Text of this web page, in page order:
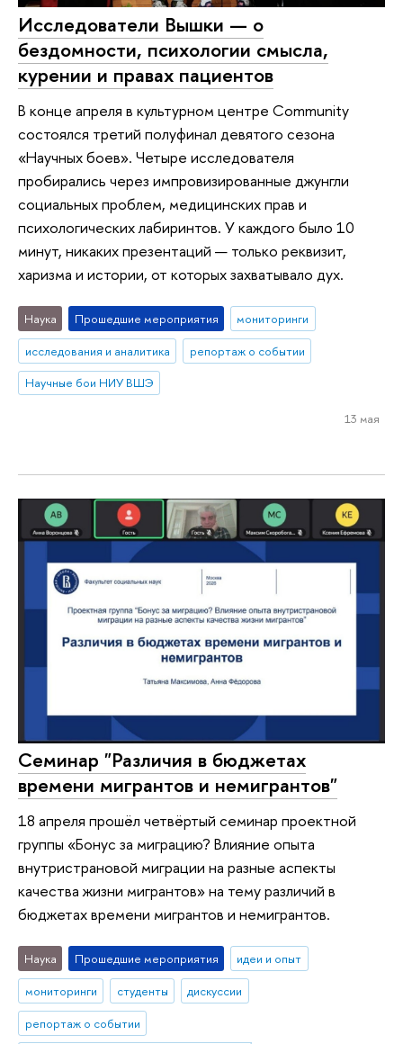
Исследователи Вышки — о
бездомности, психологии смысла,
курении и правах пациентов
В конце апреля в культурном центре Community
состоялся третий полуфинал девятого сезона
«Научных боев». Четыре исследователя
пробирались через импровизированные джунгли
социальных проблем, медицинских прав и
психологических лабиринтов. У каждого было 10
минут, никаких презентаций — только реквизит,
харизма и истории, от которых захватывало дух.
Наука Прошедшие мероприятия
мониторинги
исследования и аналитика
репортаж о событии
Научные бои НИУ ВШЭ
13 мая
Семинар "Различия в бюджетах
времени мигрантов и немигрантов"
18 апреля прошёл четвёртый семинар проектной
группы «Бонус за миграцию? Влияние опыта
внутристрановой миграции на разные аспекты
качества жизни мигрантов» на тему различий в
бюджетах времени мигрантов и немигрантов.
Наука Прошедшие мероприятия
идеи и опыт
мониторинги
студенты
дискуссии
репортаж о событии